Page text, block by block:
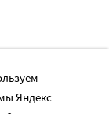
Яндекс